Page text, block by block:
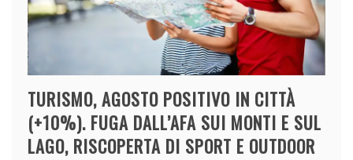
TURISMO, AGOSTO POSITIVO IN CITTÀ
(+10%). FUGA DALL’AFA SUI MONTI E SUL
LAGO, RISCOPERTA DI SPORT E OUTDOOR